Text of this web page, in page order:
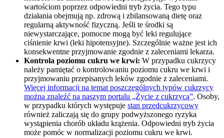
wartościom poprzez odpowiedni tryb życia. Tego typu
działania obejmują np. zdrową i zbilansowaną dietę oraz
regularną aktywność fizyczną. Jeśli te środki są
niewystarczające, pomocne mogą być leki regulujące
ciśnienie krwi (leki hipotensyjne). Szczególnie ważne jest ich
konsekwentne przyjmowanie zgodnie z zaleceniami lekarza.
Kontrola poziomu cukru we krwi: W przypadku cukrzycy
należy pamiętać o kontrolowaniu poziomu cukru we krwi i
przyjmowaniu przepisanych leków zgodnie z zaleceniami.
Więcej informacji na temat poszczególnych typów cukrzycy
można znaleźć na naszym portalu „Życie z cukrzycą”. Osoby,
w przypadku których występuje stan przedcukrzycowy
również zaliczają się do grupy podwyższonego ryzyka
wystąpienia chorób układu krążenia. Odpowiedni tryb życia
może pomóc w normalizacji poziomu cukru we krwi.